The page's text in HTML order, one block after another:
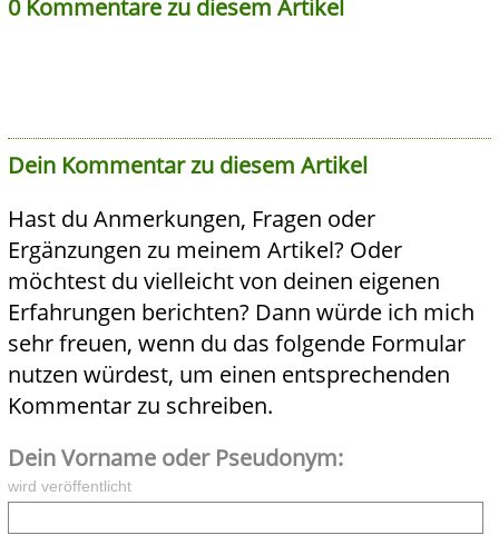
0 Kommentare zu diesem Artikel
Dein Kommentar zu diesem Artikel
Hast du Anmerkungen, Fragen oder
Ergänzungen zu meinem Artikel? Oder
möchtest du vielleicht von deinen eigenen
Erfahrungen berichten? Dann würde ich mich
sehr freuen, wenn du das folgende Formular
nutzen würdest, um einen entsprechenden
Kommentar zu schreiben.
Dein Vorname oder Pseudonym:
wird veröffentlicht